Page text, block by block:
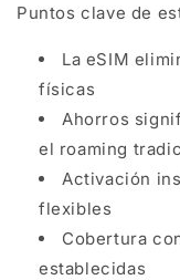
Puntos clave de
La eSIM
físicas
Ahorros
el roaming
Activación
flexibles
Cobertura
establecidas